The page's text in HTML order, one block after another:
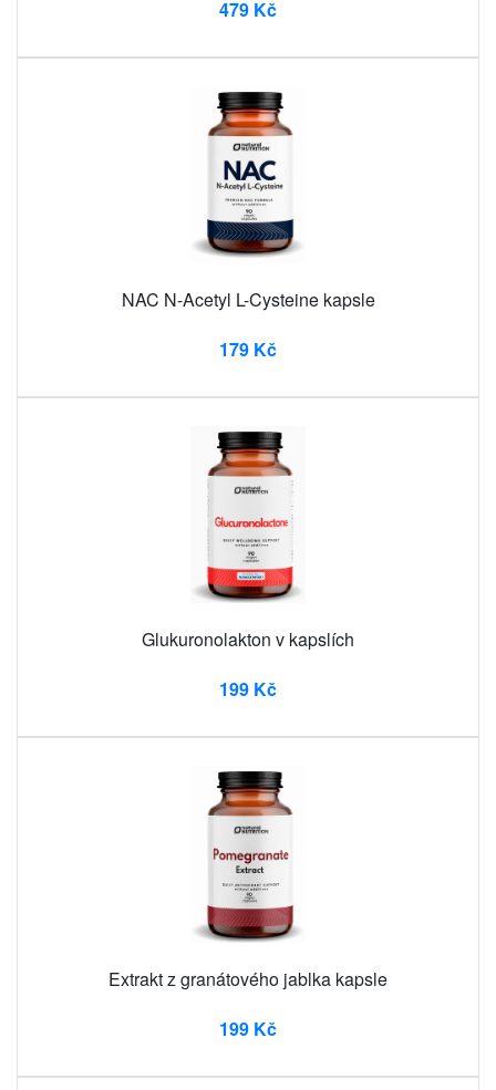
479 Kč
NAC N-Acetyl L-Cysteine ​​kapsle
179 Kč
Glukuronolakton v kapslích
199 Kč
Extrakt z granátového jablka kapsle
199 Kč